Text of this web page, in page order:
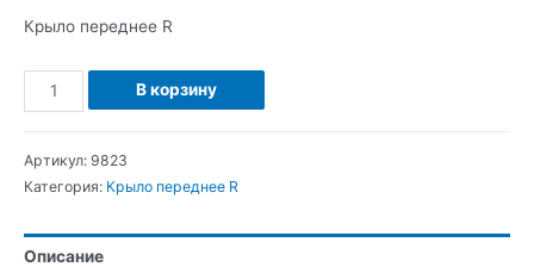
Крыло переднее R
Количество
Ауди
Крыло
R
В корзину
Артикул: 9823
Категория: Крыло переднее R
Описание